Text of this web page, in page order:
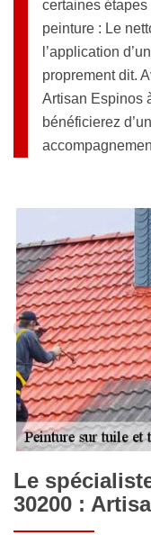
certaines
peinture : Le
l’application
proprement dit.
Artisan Espinos
bénéficierez
Le
30200 :